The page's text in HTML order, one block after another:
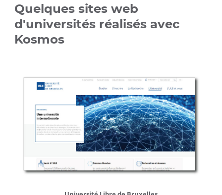
Quelques sites web
d'universités réalisés avec
Kosmos
université